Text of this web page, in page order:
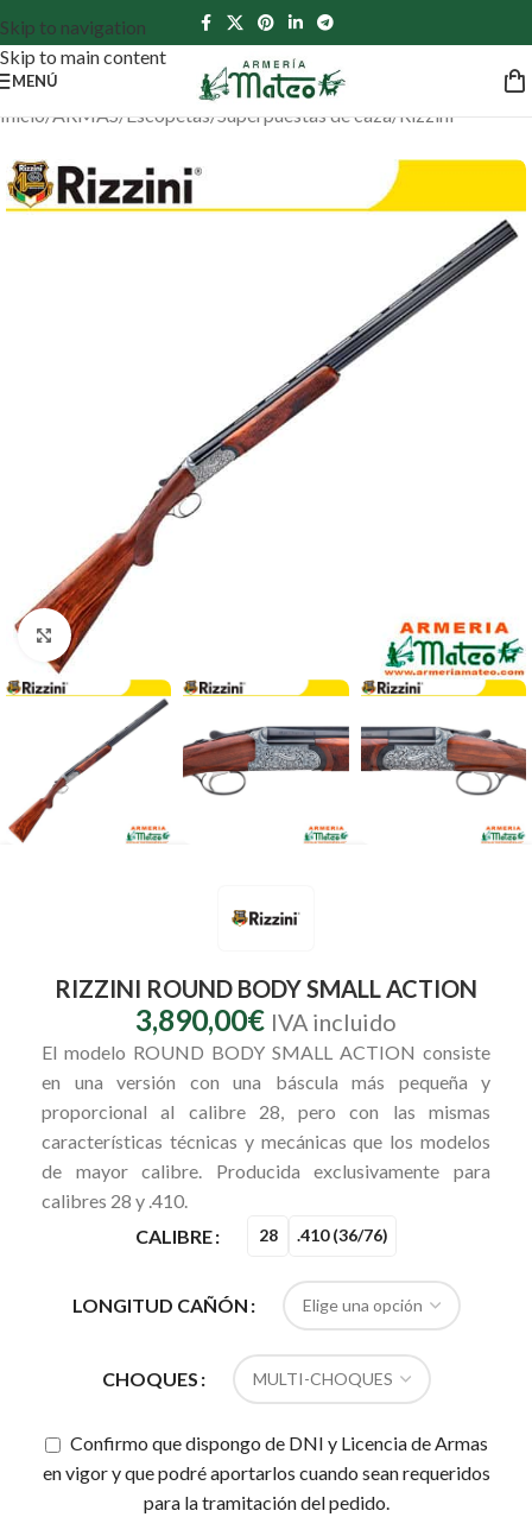
Skip to navigation
Skip to main content
MENÚ
Inicio/ARMAS/ Escopetas/Superpuestas de caza/ Rizzini
Clic para ampliar
RIZZINI ROUND BODY SMALL ACTION
3,890,00€ IVA incluido
El modelo ROUND BODY SMALL ACTION consiste
en una versión con una báscula más pequeña y
proporcional al calibre 28, pero con las mismas
características técnicas y mecánicas que los modelos
de mayor calibre. Producida exclusivamente para
calibres 28 y .410.
CALIBRE
28 .410 (36/76)
LONGITUD CAÑÓN
CHOQUES
Confirmo que dispongo de DNI y Licencia de Armas
en vigor y que podré aportarlos cuando sean requeridos
para la tramitación del pedido.